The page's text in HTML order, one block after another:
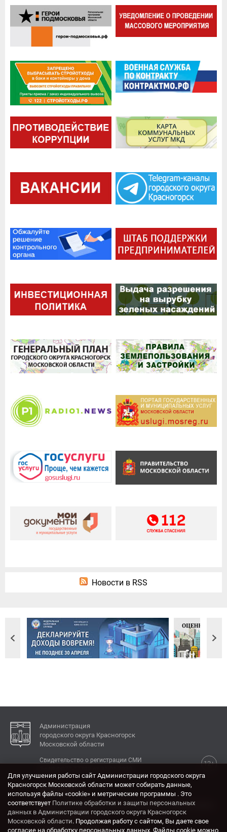
Новости в RSS
Администрация
городского округа Красногорск
Московской области
12+
Свидетельство о регистрации СМИ
КОНТАКТЫ
Адрес: 143404, Московская область, г. Красногорск,
ул. Ленина, дом 4.
Электронная почта:
Для улучшения работы сайт Администрации городского округа
Красногорск Московской области может собирать данные,
используя файлы «cookie» и метрические программы . Это
соответствует Политике обработки и защиты персональных
данных в Администрации городского округа Красногорск
Московской области. Продолжая работу с сайтом, Вы даете свое
согласие на обработку персональных данных. Файлы cookie можно